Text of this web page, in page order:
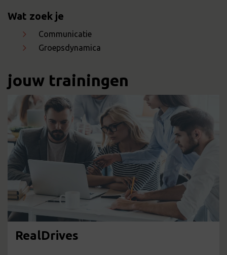
Wat zoek je
Communicatie
Groepsdynamica
jouw trainingen
RealDrives